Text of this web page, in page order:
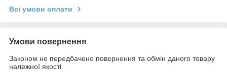
Всі умови оплати
Умови повернення
Законом не передбачено повернення та обмін даного товару
належної якості